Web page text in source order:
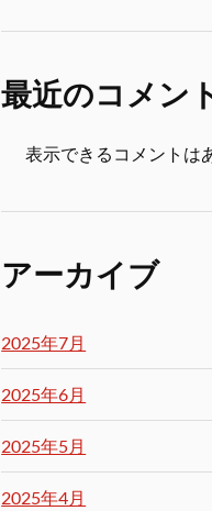
最近のコメン
表示できるコメントは
アーカイブ
2025年7月
2025年6月
2025年5月
2025年4月